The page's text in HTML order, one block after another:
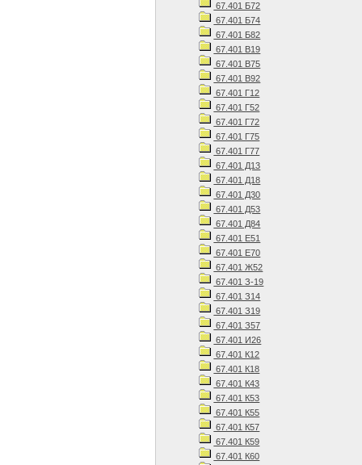
67.401 Б72
67.401 Б74
67.401 Б82
67.401 В19
67.401 В75
67.401 В92
67.401 Г12
67.401 Г52
67.401 Г72
67.401 Г75
67.401 Г77
67.401 Д13
67.401 Д18
67.401 Д30
67.401 Д53
67.401 Д84
67.401 Е51
67.401 Е70
67.401 Ж52
67.401 З-19
67.401 З14
67.401 З19
67.401 З57
67.401 И26
67.401 К12
67.401 К18
67.401 К43
67.401 К53
67.401 К55
67.401 К57
67.401 К59
67.401 К60